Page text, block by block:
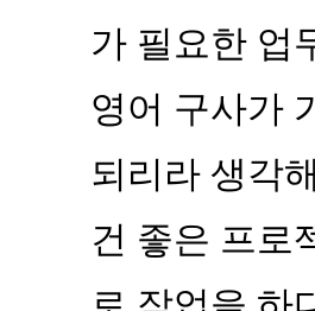
가 필요한 업
영어 구사가
되리라 생각
건 좋은 프로